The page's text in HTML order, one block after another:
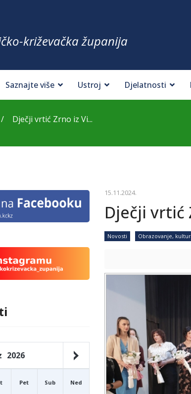
križevačka županija
Saznajte više Ustroj Djelatnosti
Dječji vrtić Zrno iz Vi...
2026
Pet Sub Ned
15.11.2024.
Dječji vrtić
Novosti Obrazovanje,